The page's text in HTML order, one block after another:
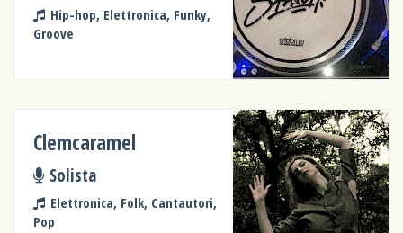
Hip-hop, Elettronica, Funky,
Groove
Clemcaramel
Solista
Elettronica, Folk, Cantautori,
Pop